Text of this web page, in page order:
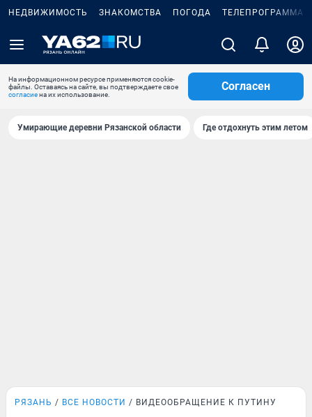
НЕДВИЖИМОСТЬ ЗНАКОМСТВА ПОГОДА ТЕЛЕПРОГРАММА
На информационном ресурсе применяются cookie-
файлы. Оставаясь на сайте, вы подтверждаете свое
согласиена их использование.
Согласен
Умирающие деревни Рязанской области Где отдохнуть этим летом
РЯЗАНЬ ВСЕ НОВОСТИ ВИДЕООБРАЩЕНИЕ К ПУТИНУ